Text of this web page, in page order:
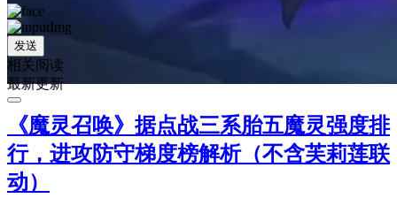
发送
相关阅读
最新更新
《魔灵召唤》据点战三系胎五魔灵强度排
行，进攻防守梯度榜解析（不含芙莉莲联
动）